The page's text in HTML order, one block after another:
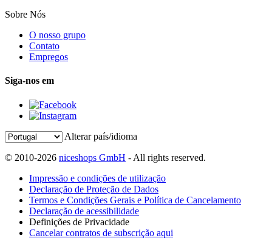
Sobre Nós
O nosso grupo
Contato
Empregos
Siga-nos em
Alterar país/idioma
© 2010-2026 niceshops GmbH - All rights reserved.
Impressão e condições de utilização
Declaração de Proteção de Dados
Termos e Condições Gerais e Política de Cancelamento
Declaração de acessibilidade
Definições de Privacidade
Cancelar contratos de subscrição aqui